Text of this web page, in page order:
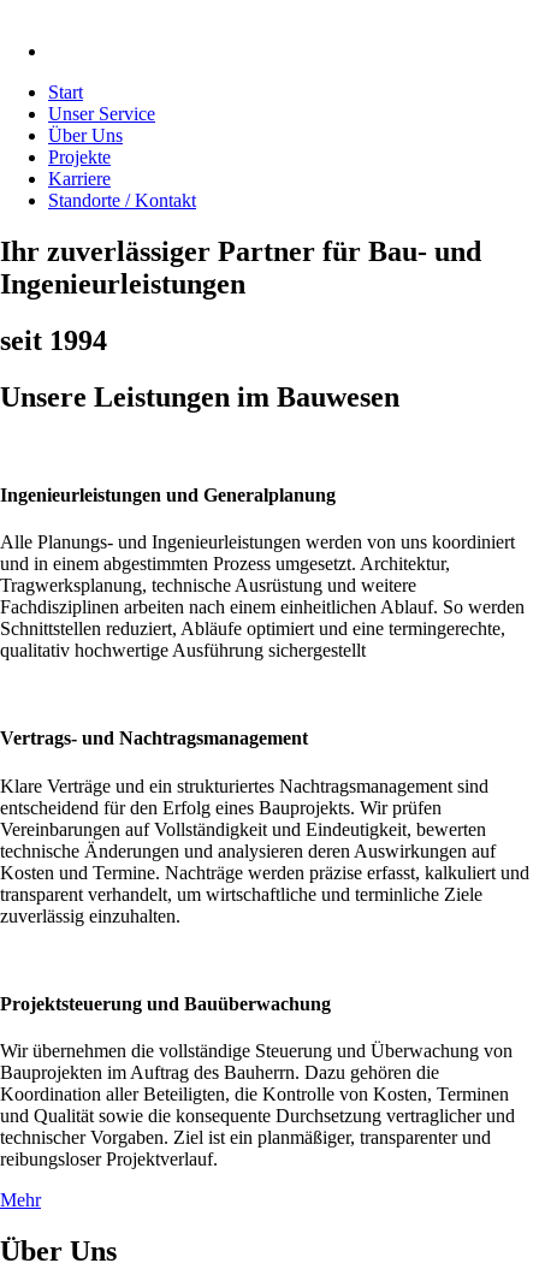
Start
Unser Service
Über Uns
Projekte
Karriere
Standorte / Kontakt
Ihr zuverlässiger Partner für Bau- und
Ingenieurleistungen
seit 1994
Unsere Leistungen im Bauwesen
Ingenieurleistungen und Generalplanung
Alle Planungs- und Ingenieurleistungen werden von uns koordiniert
und in einem abgestimmten Prozess umgesetzt. Architektur,
Tragwerksplanung, technische Ausrüstung und weitere
Fachdisziplinen arbeiten nach einem einheitlichen Ablauf. So werden
Schnittstellen reduziert, Abläufe optimiert und eine termingerechte,
qualitativ hochwertige Ausführung sichergestellt
Vertrags- und Nachtragsmanagement
Klare Verträge und ein strukturiertes Nachtragsmanagement sind
entscheidend für den Erfolg eines Bauprojekts. Wir prüfen
Vereinbarungen auf Vollständigkeit und Eindeutigkeit, bewerten
technische Änderungen und analysieren deren Auswirkungen auf
Kosten und Termine. Nachträge werden präzise erfasst, kalkuliert und
transparent verhandelt, um wirtschaftliche und terminliche Ziele
zuverlässig einzuhalten.
Projektsteuerung und Bauüberwachung
Wir übernehmen die vollständige Steuerung und Überwachung von
Bauprojekten im Auftrag des Bauherrn. Dazu gehören die
Koordination aller Beteiligten, die Kontrolle von Kosten, Terminen
und Qualität sowie die konsequente Durchsetzung vertraglicher und
technischer Vorgaben. Ziel ist ein planmäßiger, transparenter und
reibungsloser Projektverlauf.
Mehr
Über Uns